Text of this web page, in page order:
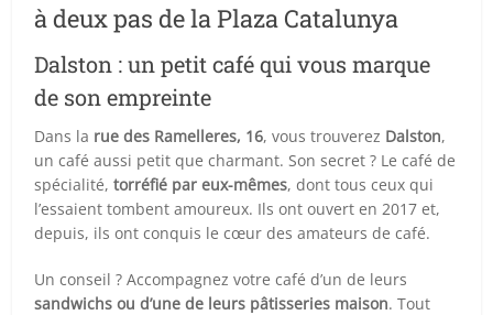
à deux pas de la Plaza Catalunya
Dalston : un petit café qui vous marque
de son empreinte
Dans la rue des Ramelleres, 16, vous trouverez Dalston,
un café aussi petit que charmant. Son secret ? Le café de
spécialité,torréfié par eux-mêmes, dont tous ceux qui
l’essaient tombent amoureux. Ils ont ouvert en 2017 et,
depuis, ils ont conquis le cœur des amateurs de café.
Un conseil ? Accompagnez votre café d’un de leurs
sandwichs ou d’une de leurs pâtisseries maison. Tout